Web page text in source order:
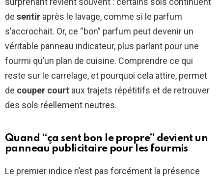
de sentir après le lavage, comme si le parfum
s’accrochait. Or, ce “bon” parfum peut devenir un
véritable panneau indicateur, plus parlant pour une
fourmi qu’un plan de cuisine. Comprendre ce qui
reste sur le carrelage, et pourquoi cela attire, permet
de couper court aux trajets répétitifs et de retrouver
des sols réellement neutres.
Quand “ça sent bon le propre” devient un
panneau publicitaire pour les fourmis
Le premier indice n’est pas forcément la présence